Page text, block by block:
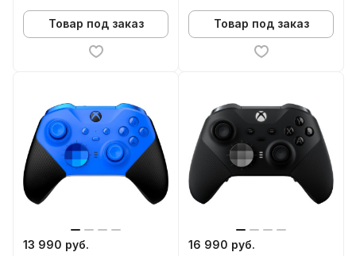
Товар под заказ Товар под заказ
13 990 руб. 16 990 руб.